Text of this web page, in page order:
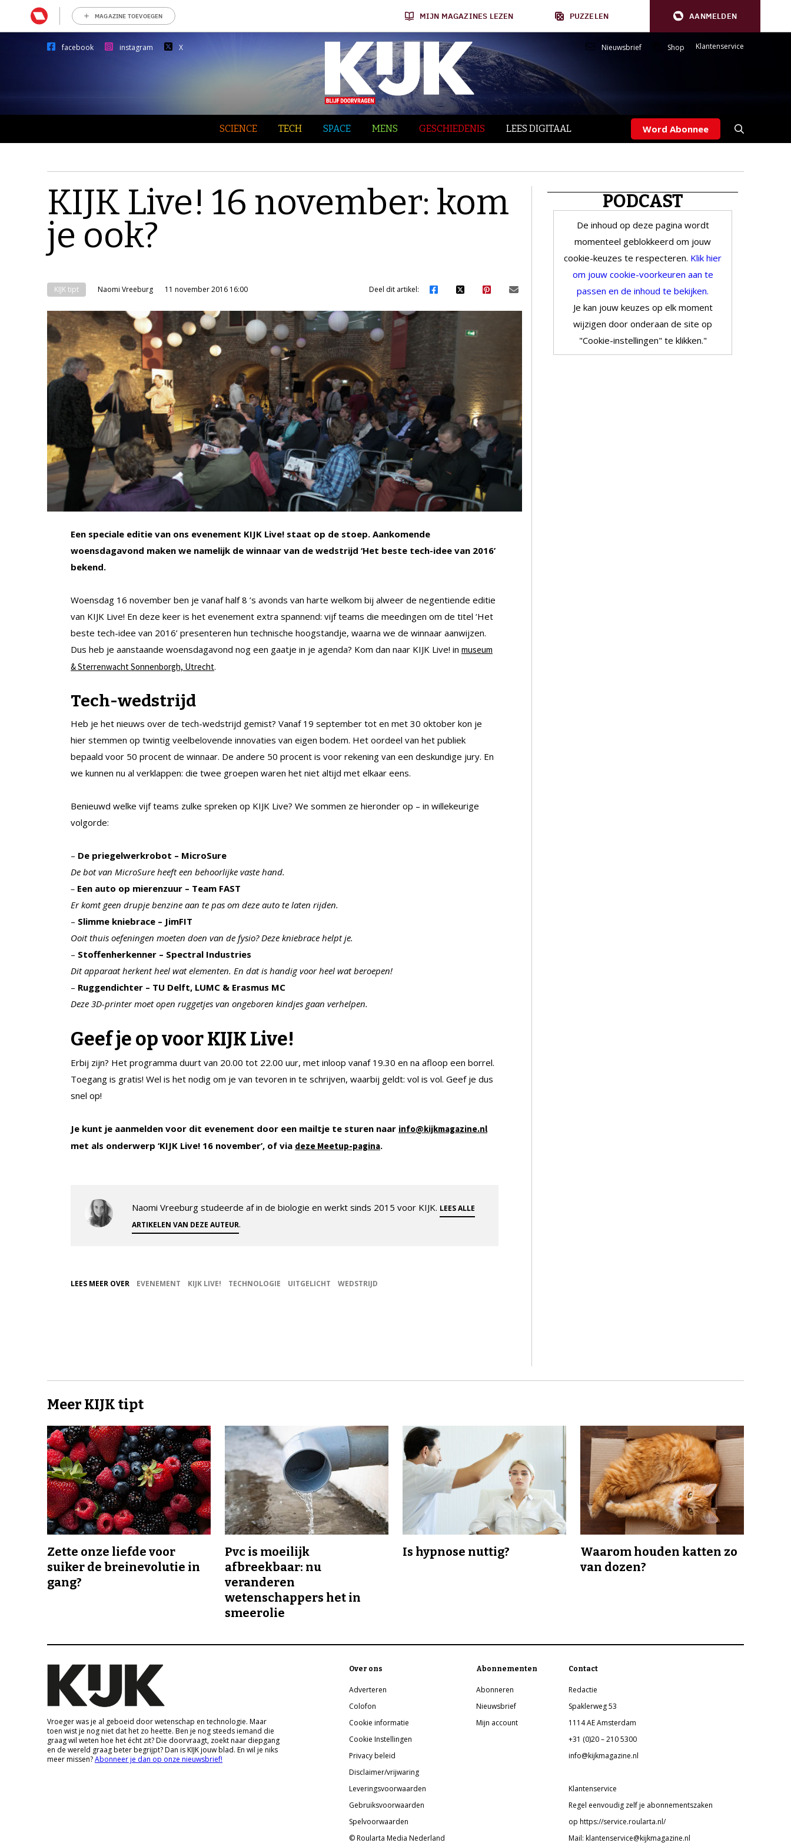
MAGAZINE TOEVOEGEN MIJN MAGAZINES LEZEN PUZZELEN AANMELDEN
facebook instagram X Nieuwsbrief Shop Klantenservice
SCIENCE TECH SPACE MENS GESCHIEDENIS LEES DIGITAAL Word Abonnee
KIJK Live! 16 november: kom
je ook?
KIJK tipt Naomi Vreeburg 11 november 2016 16:00 Deel dit artikel:
Een speciale editie van ons evenement KIJK Live! staat op de stoep. Aankomende
woensdagavond maken we namelijk de winnaar van de wedstrijd ‘Het beste tech-idee van 2016’
bekend.
Woensdag 16 november ben je vanaf half 8 ’s avonds van harte welkom bij alweer de negentiende editie
van KIJK Live! En deze keer is het evenement extra spannend: vijf teams die meedingen om de titel ‘Het
beste tech-idee van 2016’ presenteren hun technische hoogstandje, waarna we de winnaar aanwijzen.
Dus heb je aanstaande woensdagavond nog een gaatje in je agenda? Kom dan naar KIJK Live! in museum
& Sterrenwacht Sonnenborgh, Utrecht.
Tech-wedstrijd
Heb je het nieuws over de tech-wedstrijd gemist? Vanaf 19 september tot en met 30 oktober kon je
hier stemmen op twintig veelbelovende innovaties van eigen bodem. Het oordeel van het publiek
bepaald voor 50 procent de winnaar. De andere 50 procent is voor rekening van een deskundige jury. En
we kunnen nu al verklappen: die twee groepen waren het niet altijd met elkaar eens.
Benieuwd welke vijf teams zulke spreken op KIJK Live? We sommen ze hieronder op – in willekeurige
volgorde:
– De priegelwerkrobot – MicroSure
De bot van MicroSure heeft een behoorlijke vaste hand.
– Een auto op mierenzuur – Team FAST
Er komt geen drupje benzine aan te pas om deze auto te laten rijden.
– Slimme kniebrace – JimFIT
Ooit thuis oefeningen moeten doen van de fysio? Deze kniebrace helpt je.
– Stoffenherkenner – Spectral Industries
Dit apparaat herkent heel wat elementen. En dat is handig voor heel wat beroepen!
– Ruggendichter – TU Delft, LUMC & Erasmus MC
Deze 3D-printer moet open ruggetjes van ongeboren kindjes gaan verhelpen.
Geef je op voor KIJK Live!
Erbij zijn? Het programma duurt van 20.00 tot 22.00 uur, met inloop vanaf 19.30 en na afloop een borrel.
Toegang is gratis! Wel is het nodig om je van tevoren in te schrijven, waarbij geldt: vol is vol. Geef je dus
snel op!
Je kunt je aanmelden voor dit evenement door een mailtje te sturen naar info@kijkmagazine.nl
met als onderwerp ‘KIJK Live! 16 november’, of via deze Meetup-pagina.
Naomi Vreeburg studeerde af in de biologie en werkt sinds 2015 voor KIJK. LEES ALLE
ARTIKELEN VAN DEZE AUTEUR.
LEES MEER OVER EVENEMENT KIJK LIVE! TECHNOLOGIE UITGELICHT WEDSTRIJD
PODCAST
De inhoud op deze pagina wordt
momenteel geblokkeerd om jouw
cookie-keuzes te respecteren. Klik hier
om jouw cookie-voorkeuren aan te
passen en de inhoud te bekijken.
Je kan jouw keuzes op elk moment
wijzigen door onderaan de site op
"Cookie-instellingen" te klikken."
Meer KIJK tipt
Zette onze liefde voor
suiker de breinevolutie in
gang?
Pvc is moeilijk
afbreekbaar: nu
veranderen
wetenschappers het in
smeerolie
Is hypnose nuttig?
Waarom houden katten zo
van dozen?
Vroeger was je al geboeid door wetenschap en technologie. Maar
toen wist je nog niet dat het zo heette. Ben je nog steeds iemand die
graag wil weten hoe het écht zit? Die doorvraagt, zoekt naar diepgang
en de wereld graag beter begrijpt? Dan is KIJK jouw blad. En wil je niks
meer missen?Abonneer je dan op onze nieuwsbrief!
Over ons
Adverteren
Colofon
Cookie informatie
Cookie Instellingen
Privacy beleid
Disclaimer/vrijwaring
Leveringsvoorwaarden
Gebruiksvoorwaarden
Spelvoorwaarden
© Roularta Media Nederland
Abonnementen
Abonneren
Nieuwsbrief
Mijn account
Contact
Redactie
Spaklerweg 53
1114 AE Amsterdam
+31 (0)20 – 210 5300
info@kijkmagazine.nl
Klantenservice
Regel eenvoudig zelf je abonnementszaken
op https://service.roularta.nl/
Mail: klantenservice@kijkmagazine.nl